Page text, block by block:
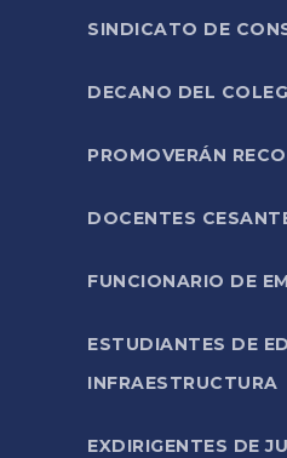
SINDICATO DE
DECANO DEL
PROMOVERÁN
DOCENTES
FUNCIONARIO DE
ESTUDIANTES DE
INFRAESTRUCTURA
EXDIRIGENTES DE